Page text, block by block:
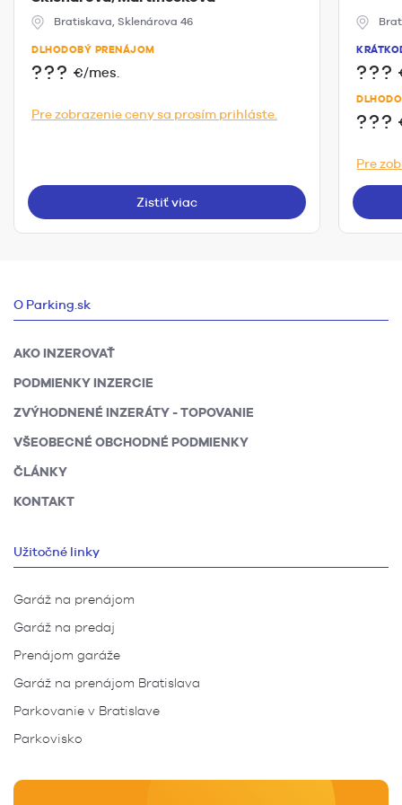
Bratiskava, Sklenárova 46
DLHODOBÝ PRENÁJOM
??? €/mes.
Pre zobrazenie ceny sa prosím prihláste.
Zistiť viac
???
???
Pre
O Parking.sk
AKO INZEROVAŤ
PODMIENKY INZERCIE
ZVÝHODNENÉ INZERÁTY - TOPOVANIE
VŠEOBECNÉ OBCHODNÉ PODMIENKY
ČLÁNKY
KONTAKT
Užitočné linky
Garáž na prenájom
Garáž na predaj
Prenájom garáže
Garáž na prenájom Bratislava
Parkovanie v Bratislave
Parkovisko